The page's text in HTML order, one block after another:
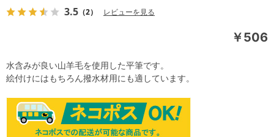
3.5 （2） レビューを見る
￥506
水含みが良い山羊毛を使用した平筆です。
絵付けにはもちろん撥水材用にも適しています。